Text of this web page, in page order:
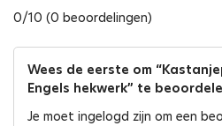
0/10 (0 beoordelingen)
Wees de eerste om
Engels hekwerk” te
Je moet ingelogd zijn om een